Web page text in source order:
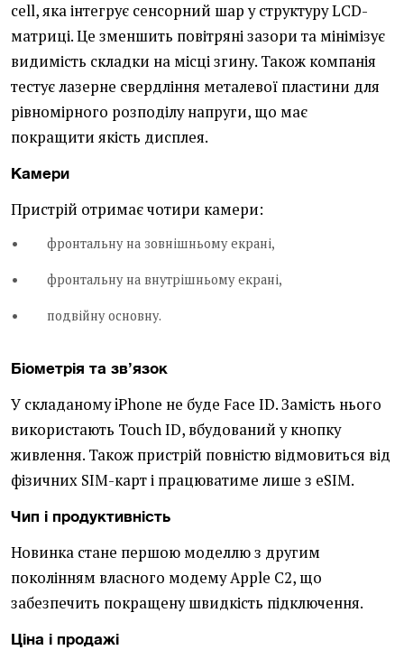
cell, яка інтегрує сенсорний шар у структуру LCD-
матриці. Це зменшить повітряні зазори та мінімізує
видимість складки на місці згину. Також компанія
тестує лазерне свердління металевої пластини для
рівномірного розподілу напруги, що має
покращити якість дисплея.
Камери
Пристрій отримає чотири камери:
фронтальну на зовнішньому екрані,
фронтальну на внутрішньому екрані,
подвійну основну.
Біометрія та зв’язок
У складаному iPhone не буде Face ID. Замість нього
використають Touch ID, вбудований у кнопку
живлення. Також пристрій повністю відмовиться від
фізичних SIM-карт і працюватиме лише з eSIM.
Чип і продуктивність
Новинка стане першою моделлю з другим
поколінням власного модему Apple C2, що
забезпечить покращену швидкість підключення.
Ціна і продажі